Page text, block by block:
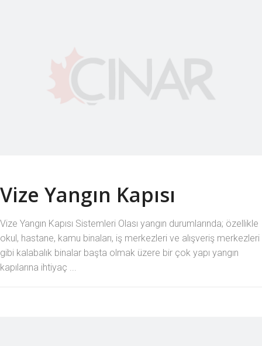
Vize Yangın Kapısı
Vize Yangın Kapısı Sistemleri Olası yangın durumlarında; özellikle
okul, hastane, kamu binaları, iş merkezleri ve alışveriş merkezleri
gibi kalabalık binalar başta olmak üzere bir çok yapı yangın
kapılarına ihtiyaç ...